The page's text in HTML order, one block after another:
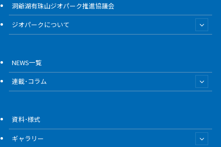
洞爺湖有珠山ジオパーク推進協議会
ジオパークについて
NEWS一覧
連載･コラム
資料･様式
ギャラリー